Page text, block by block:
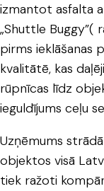
izmantot asfalta
„Shuttle Buggy”(
pirms ieklāšanas
kvalitātē, kas
rūpnīcas līdz
ieguldījums ceļu
Uzņēmums
objektos visā
tiek ražoti